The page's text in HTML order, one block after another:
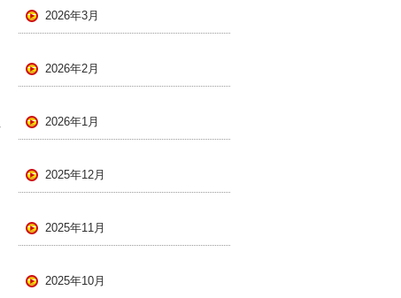
2026年3月
2026年2月
2026年1月
2025年12月
2025年11月
2025年10月